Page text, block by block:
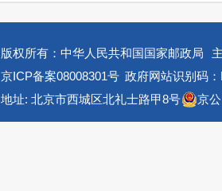
版权所有：中华人民共和国国家邮政局
京ICP备案08008301号 政府网站识别码
地址: 北京市西城区北礼士路甲8号
京